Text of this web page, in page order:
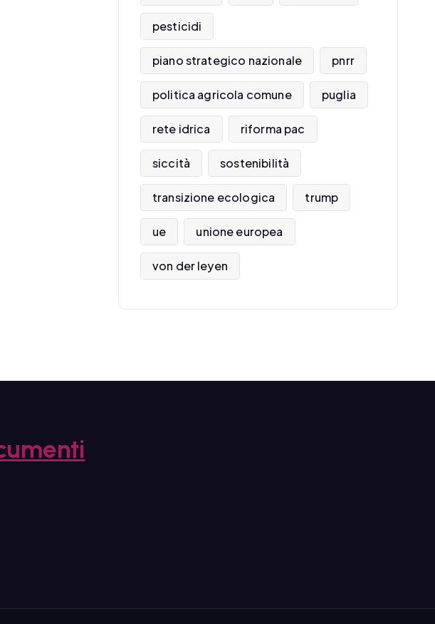
pesticidi
piano strategico nazionale pnrr
politica agricola comune puglia
rete idrica riforma pac
siccità sostenibilità
transizione ecologica trump
ue unione europea
von der leyen